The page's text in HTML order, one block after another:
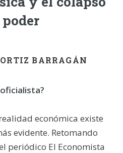
BARRAGÁN
económica existe
evidente. Retomando
periódico El Economista